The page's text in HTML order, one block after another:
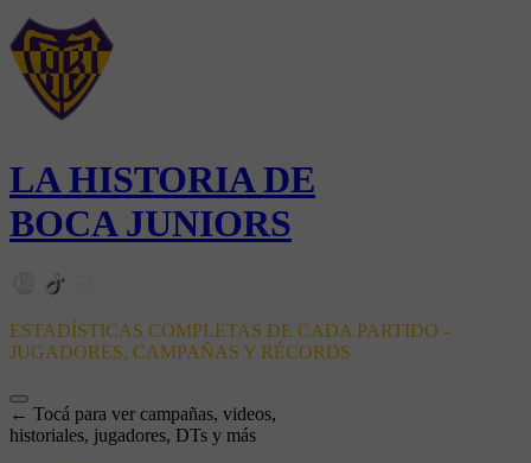
LA HISTORIA DE
BOCA JUNIORS
ESTADÍSTICAS COMPLETAS DE CADA PARTIDO -
JUGADORES, CAMPAÑAS Y RÉCORDS
← Tocá para ver campañas, videos,
historiales, jugadores, DTs y más